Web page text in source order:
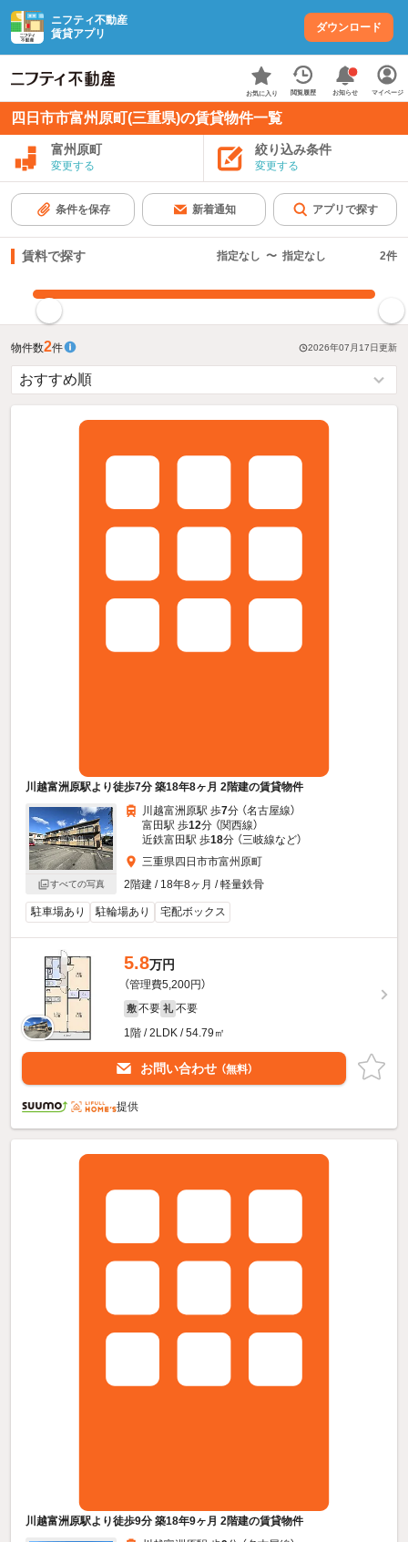
ニフティ不動産
賃貸アプリ
ダウンロード
お気に入り 閲覧履歴 お知らせ マイページ
四日市市富州原町(三重県)の賃貸物件一覧
富州原町
変更する
絞り込み条件
変更する
条件を保存 新着通知 アプリで探す
賃料で探す 指定なし 〜 指定なし 2件
物件数2件 2026年07月17日更新
川越富洲原駅より徒歩7分 築18年8ヶ月 2階建の賃貸物件
すべての写真
川越富洲原駅 歩7分 （名古屋線）
富田駅 歩12分 （関西線）
近鉄富田駅 歩18分 （三岐線など）
三重県四日市市富州原町
2階建 / 18年8ヶ月 / 軽量鉄骨
駐車場あり 駐輪場あり 宅配ボックス
5.8万円
（管理費5,200円）
敷 不要 礼 不要
1階 / 2LDK / 54.79㎡
お問い合わせ （無料）
提供
川越富洲原駅より徒歩9分 築18年9ヶ月 2階建の賃貸物件